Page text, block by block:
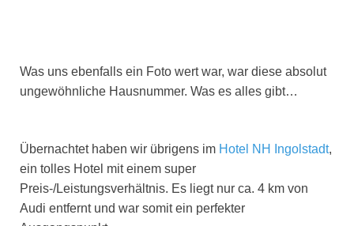
Was uns ebenfalls ein Foto wert war, war diese absolut
ungewöhnliche Hausnummer. Was es alles gibt…
Übernachtet haben wir übrigens im Hotel NH Ingolstadt,
ein tolles Hotel mit einem super
Preis-/Leistungsverhältnis. Es liegt nur ca. 4 km von
Audi entfernt und war somit ein perfekter